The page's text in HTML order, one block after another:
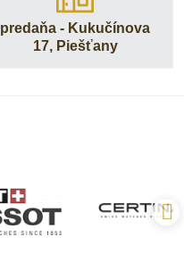
predaňa - Kukučínova
17, Piešťany